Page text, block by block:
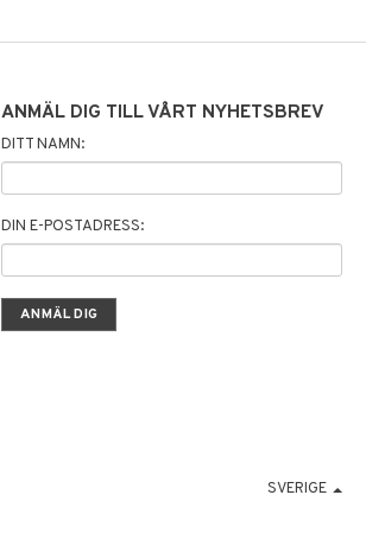
ANMÄL DIG TILL VÅRT NYHETSBREV
DITT NAMN:
DIN E-POSTADRESS:
SVERIGE